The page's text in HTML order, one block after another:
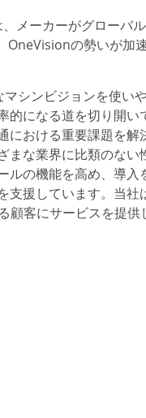
メーカーがグローバ
の勢いが加
シンビジョンを使い
的になる道を切り開
おける重要課題を解
まな業界に比類のな
の機能を高め、導入
支援しています。当
顧客にサービスを提